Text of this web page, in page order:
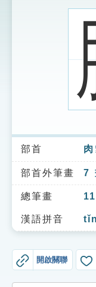
索引選單
知識索引
單字索引
生命大百科索
遊戲專區
教學應用
部首 肉
部首外筆畫 7
總筆畫 11
漢語拼音
開啟關聯